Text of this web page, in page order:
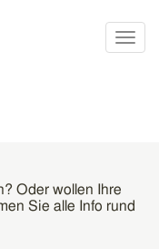
Oder wollen Ihre
Sie alle Info rund